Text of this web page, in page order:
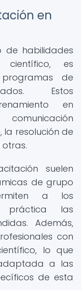
en
de habilidades
es
de
Estos
en
la resolución de
suelen
de grupo
a los
práctica las
Además,
con
lo que
a las
de esta